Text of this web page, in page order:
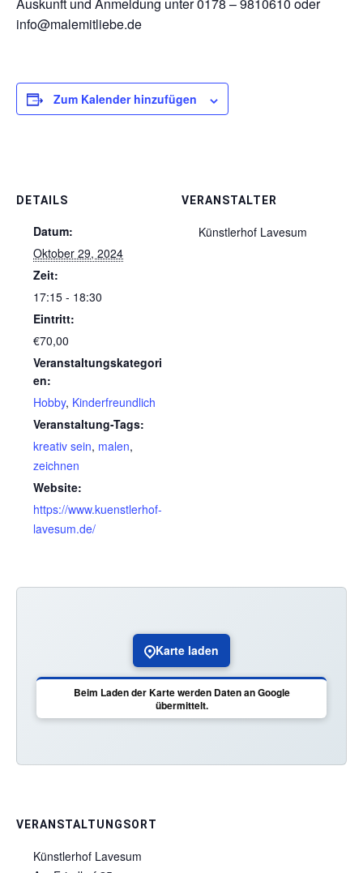
Auskunft und Anmeldung unter 0178 – 9810610 oder
info@malemitliebe.de
Zum Kalender hinzufügen
DETAILS
Datum:
Oktober 29, 2024
Zeit:
17:15 - 18:30
Eintritt:
€70,00
Veranstaltungskategori
en:
Hobby, Kinderfreundlich
Veranstaltung-Tags:
kreativ sein, malen,
zeichnen
Website:
https://www.kuenstlerhof-
lavesum.de/
VERANSTALTER
Künstlerhof Lavesum
VERANSTALTUNGSORT
Künstlerhof Lavesum
Karte laden
Beim Laden der Karte werden Daten an Google
übermittelt.